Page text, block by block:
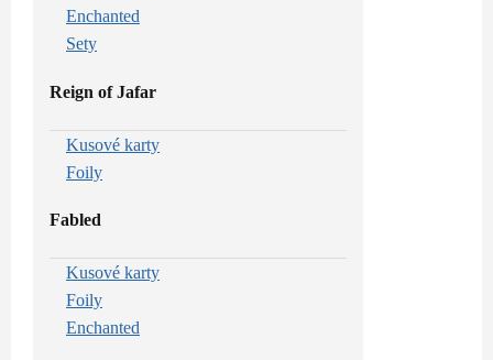
Enchanted
Sety
Reign of Jafar
Kusové karty
Foily
Fabled
Kusové karty
Foily
Enchanted